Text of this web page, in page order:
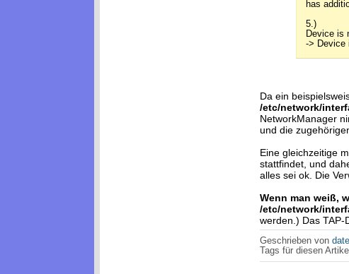
has
5.)
Device is
-> Device
Da ein
/etc/network/
NetworkManager
und die
Eine gleichzeitige
stattfindet, und
alles sei ok. Die
Wenn man weiß,
/etc/network/
werden.) Das TAP-
Geschrieben von
Tags für diesen